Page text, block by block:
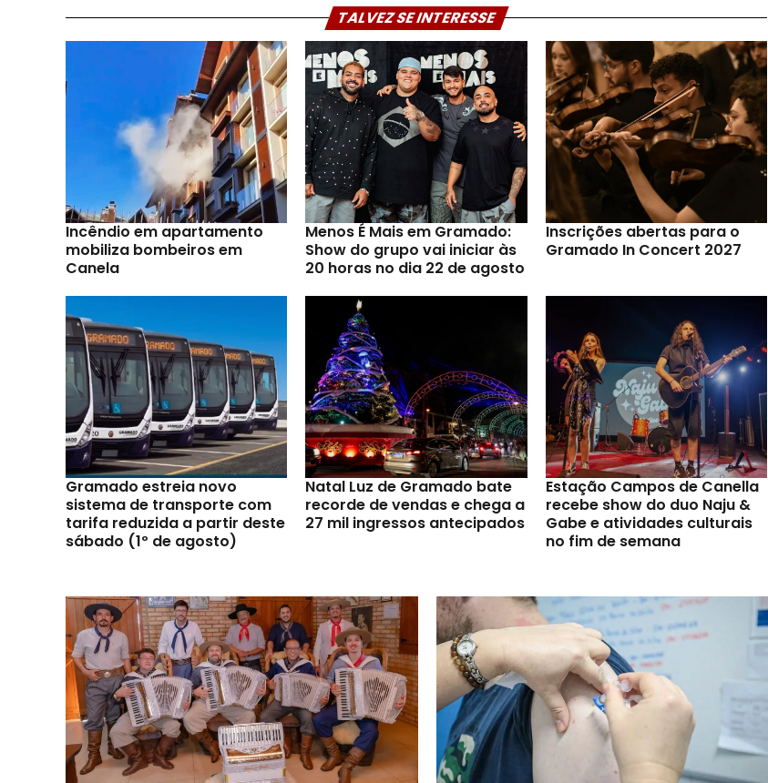
TALVEZ SE INTERESSE
Incêndio em apartamento
mobiliza bombeiros em
Canela
Menos É Mais em Gramado:
Show do grupo vai iniciar às
20 horas no dia 22 de agosto
Inscrições abertas para o
Gramado In Concert 2027
Gramado estreia novo
sistema de transporte com
tarifa reduzida a partir deste
sábado (1º de agosto)
Natal Luz de Gramado bate
recorde de vendas e chega a
27 mil ingressos antecipados
Estação Campos de Canella
recebe show do duo Naju &
Gabe e atividades culturais
no fim de semana